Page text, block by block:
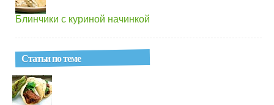
Блинчики с куриной начинкой
Статьи по теме